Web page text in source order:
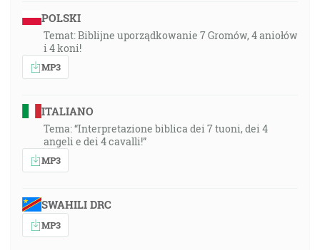
POLSKI
Temat: Biblijne uporządkowanie 7 Gromów, 4 aniołów
i 4 koni!
MP3
ITALIANO
Tema: “Interpretazione biblica dei 7 tuoni, dei 4
angeli e dei 4 cavalli!”
MP3
SWAHILI DRC
MP3